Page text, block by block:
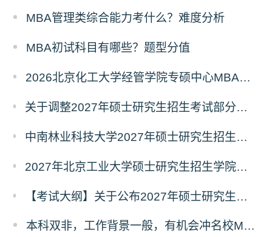
MBA管理类综合能力考什么？难度分析
MBA初试科目有哪些？题型分值
2026北京化工大学经管学院专硕中心MBA拟录取分析解读
关于调整2027年硕士研究生招生考试部分专业初试考试科目及参考书目的公告（二）
中南林业科技大学2027年硕士研究生招生考试初试科目调整情况公告
2027年北京工业大学硕士研究生招生学院、考试科目、考试大纲等调整情况
【考试大纲】关于公布2027年硕士研究生入学考试自命题考试科目考试大纲的通知
本科双非，工作背景一般，有机会冲名校MBA吗？